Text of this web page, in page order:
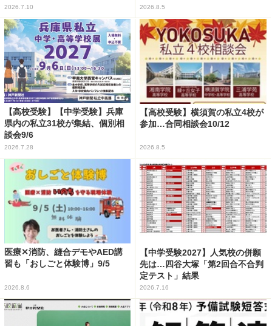
2026.7.10 2026.8.5
【高校受験】【中学受験】兵庫
県内の私立31校が集結、個別相
談会9/6
2026.7.28
【高校受験】横須賀の私立4校が
参加…合同相談会10/12
2026.8.5
医療✕消防、縫合デモやAED講
習も「おしごと体験博」9/5
2026.8.6
【中学受験2027】人気校の併願
先は…四谷大塚「第2回合不合判
定テスト」結果
2026.7.16